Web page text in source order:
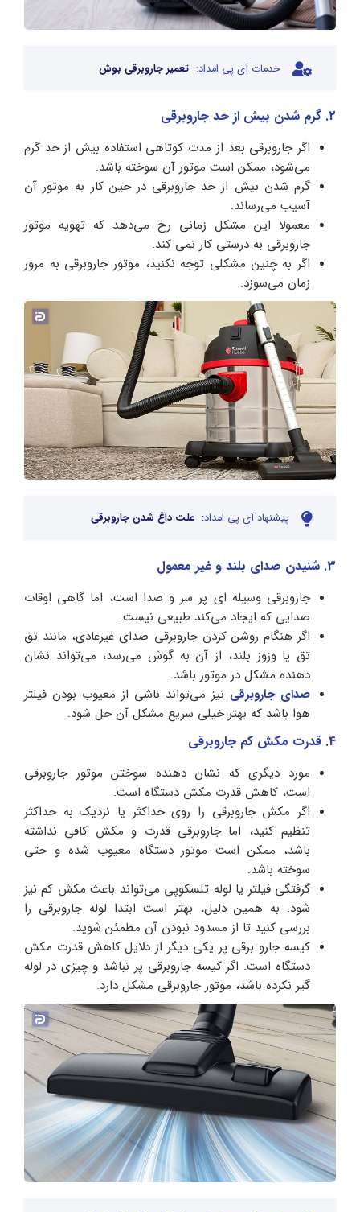
خدمات آی پی امداد: تعمیر جاروبرقی بوش
2. گرم شدن بیش از حد جاروبرقی
اگر جاروبرقی بعد از مدت کوتاهی استفاده بیش از حد گرم
می‌شود، ممکن است موتور آن سوخته باشد.
گرم شدن بیش از حد جاروبرقی در حین کار به موتور آن
آسیب می‌رساند.
معمولا این مشکل زمانی رخ می‌دهد که تهویه موتور
جاروبرقی به درستی کار نمی کند.
اگر به چنین مشکلی توجه نکنید، موتور جاروبرقی به مرور
زمان می‌سوزد.
پیشنهاد آی پی امداد: علت داغ شدن جاروبرقی
3. شنیدن صدای بلند و غیر معمول
جاروبرقی وسیله ای پر سر و صدا است، اما گاهی اوقات
صدایی که ایجاد می‌کند طبیعی نیست.
اگر هنگام روشن کردن جاروبرقی صدای غیرعادی، مانند تق
تق یا وزوز بلند، از آن به گوش می‌رسد، می‌تواند نشان
دهنده مشکل در موتور باشد.
صدای جاروبرقی نیز می‌تواند ناشی از معیوب بودن فیلتر
هوا باشد که بهتر خیلی سریع مشکل آن حل شود.
4. قدرت مکش کم جاروبرقی
مورد دیگری که نشان دهنده سوختن موتور جاروبرقی
است، کاهش قدرت مکش دستگاه است.
اگر مکش جاروبرقی را روی حداکثر یا نزدیک به حداکثر
تنظیم کنید، اما جاروبرقی قدرت و مکش کافی نداشته
باشد، ممکن است موتور دستگاه معیوب شده و حتی
سوخته باشد.
گرفتگی فیلتر یا لوله تلسکوپی می‌تواند باعث مکش کم نیز
شود. به همین دلیل، بهتر است ابتدا لوله جاروبرقی را
بررسی کنید تا از مسدود نبودن آن مطمئن شوید.
کیسه جارو برقی پر یکی دیگر از دلایل کاهش قدرت مکش
دستگاه است. اگر کیسه جاروبرقی پر نباشد و چیزی در لوله
گیر نکرده باشد، موتور جاروبرقی مشکل دارد.